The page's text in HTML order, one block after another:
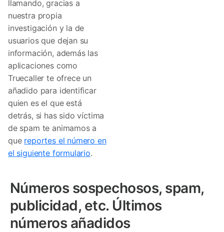
llamando, gracias a
nuestra propia
investigación y la de
usuarios que dejan su
información, además las
aplicaciones como
Truecaller te ofrece un
añadido para identificar
quien es el que está
detrás, si has sido víctima
de spam te animamos a
que reportes el número en
el siguiente formulario.
Números sospechosos, spam,
publicidad, etc. Últimos
números añadidos